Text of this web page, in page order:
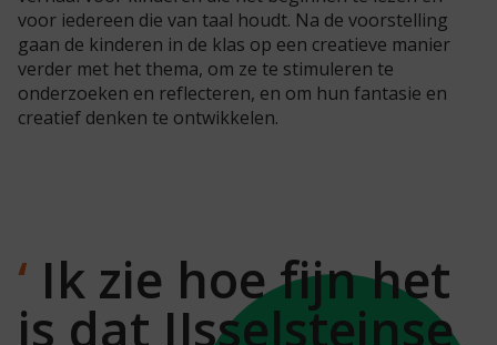
voor iedereen die van taal houdt. Na de voorstelling
gaan de kinderen in de klas op een creatieve manier
verder met het thema, om ze te stimuleren te
onderzoeken en reflecteren, en om hun fantasie en
creatief denken te ontwikkelen.
Ik zie hoe fijn het
is dat IJsselsteinse